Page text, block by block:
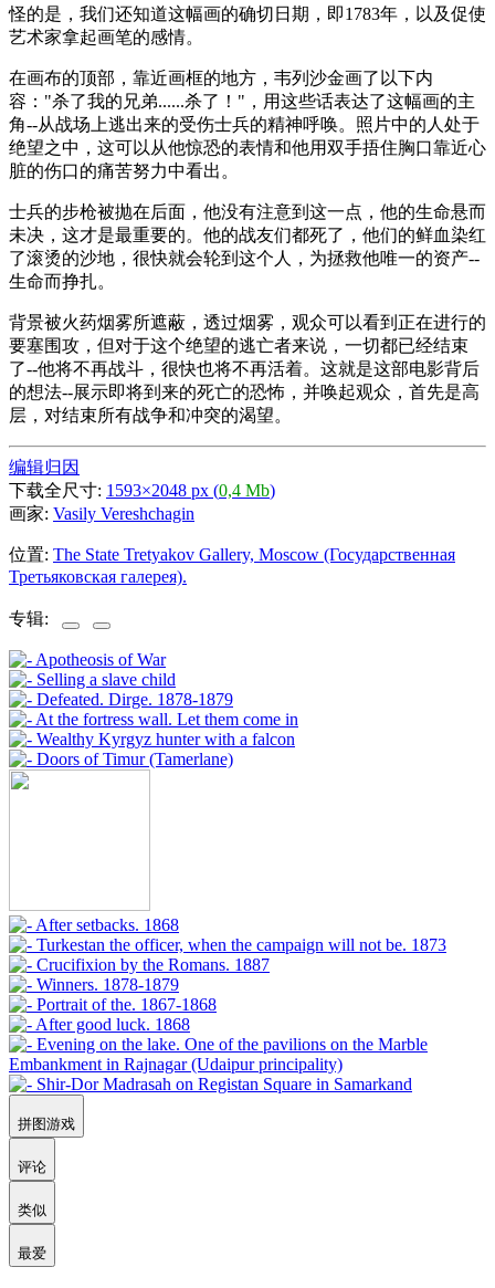
怪的是，我们还知道这幅画的确切日期，即1783年，以及促使
艺术家拿起画笔的感情。
在画布的顶部，靠近画框的地方，韦列沙金画了以下内
容："杀了我的兄弟......杀了！"，用这些话表达了这幅画的主
角--从战场上逃出来的受伤士兵的精神呼唤。照片中的人处于
绝望之中，这可以从他惊恐的表情和他用双手捂住胸口靠近心
脏的伤口的痛苦努力中看出。
士兵的步枪被抛在后面，他没有注意到这一点，他的生命悬而
未决，这才是最重要的。他的战友们都死了，他们的鲜血染红
了滚烫的沙地，很快就会轮到这个人，为拯救他唯一的资产--
生命而挣扎。
背景被火药烟雾所遮蔽，透过烟雾，观众可以看到正在进行的
要塞围攻，但对于这个绝望的逃亡者来说，一切都已经结束
了--他将不再战斗，很快也将不再活着。这就是这部电影背后
的想法--展示即将到来的死亡的恐怖，并唤起观众，首先是高
层，对结束所有战争和冲突的渴望。
编辑归因
下载全尺寸: 1593×2048 px (0,4 Mb)
画家: Vasily Vereshchagin
位置: The State Tretyakov Gallery, Moscow (Государственная
Третьяковская галерея).
专辑:
拼图游戏
评论
类似
最爱